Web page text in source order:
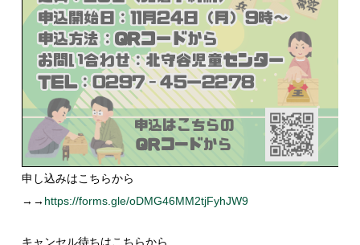
申し込みはこちらから
→→ https://forms.gle/oDMG46MM2tjFyhJW9
キャンセル待ちはこちらから